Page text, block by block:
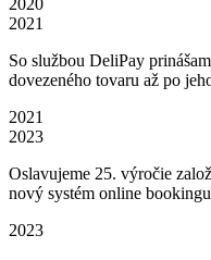
2020
2021
So službou DeliPay
dovezeného tovaru až po
2021
2023
Oslavujeme 25. výročie
nový systém online
2023